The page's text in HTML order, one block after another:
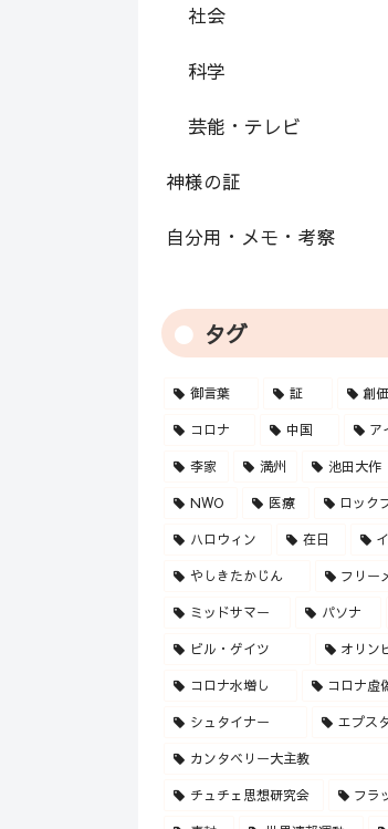
社会
科学
芸能・テレビ
神様の証
自分用・メモ・考察
タグ
御言葉 証 創
コロナ 中国 ア
李家 満州 池田大作
NWO 医療 ロック
ハロウィン 在日
やしきたかじん フリー
ミッドサマー パソナ
ビル・ゲイツ オリン
コロナ水増し コロナ虚
シュタイナー エプス
カンタベリー大主教
チュチェ思想研究会 フラ